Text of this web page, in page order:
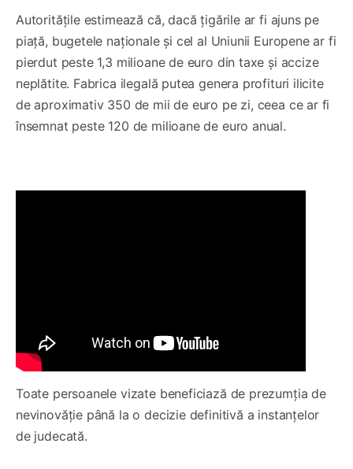
Autoritățile estimează că, dacă țigările ar fi ajuns pe
piață, bugetele naționale și cel al Uniunii Europene ar fi
pierdut peste 1,3 milioane de euro din taxe și accize
neplătite. Fabrica ilegală putea genera profituri ilicite
de aproximativ 350 de mii de euro pe zi, ceea ce ar fi
însemnat peste 120 de milioane de euro anual.
Toate persoanele vizate beneficiază de prezumția de
nevinovăție până la o decizie definitivă a instanțelor
de judecată.